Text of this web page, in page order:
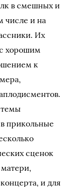
в смешных и
числе и на
Их
хорошим
к
темы
прикольные
сценок
и для